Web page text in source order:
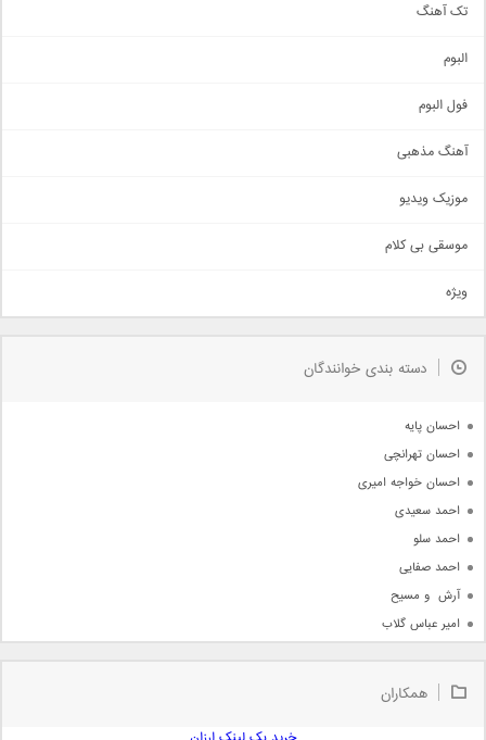
تک آهنگ
اجتماعی
حماسی
سنتی
اهنگ بندرعباسی
دمو
مذهبی
جدیدترین ها
البوم
فول البوم
آهنگ مذهبی
موزیک ویدیو
موسقی بی کلام
ویژه
دسته بندی خوانندگان
احسان پایه
احسان تهرانچی
احسان خواجه امیری
احمد سعیدی
احمد سلو
احمد صفایی
آرش  و مسیح
امیر عباس گلاب
امیر علی
همکاران